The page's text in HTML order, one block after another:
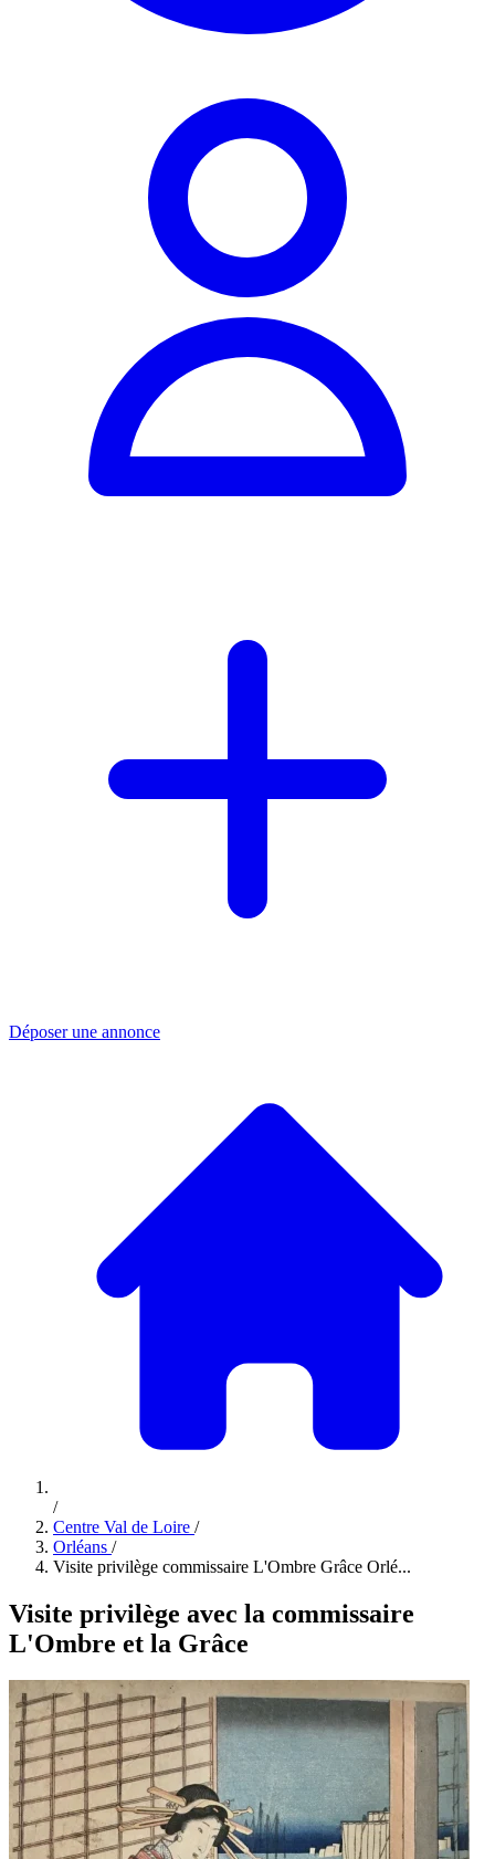
Déposer une annonce
/
Centre Val de Loire /
Orléans /
Visite privilège commissaire L'Ombre Grâce Orlé...
Visite privilège avec la commissaire
L'Ombre et la Grâce